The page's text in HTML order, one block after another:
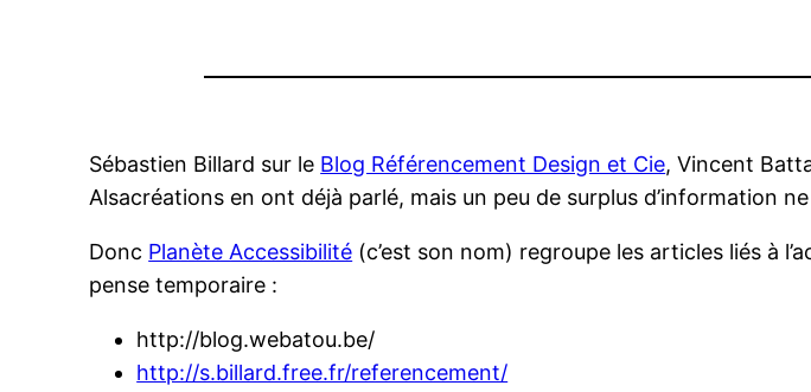
Sébastien Billard sur le Blog Référencement Design et Cie, Vincent
Alsacréations en ont déjà parlé, mais un peu de surplus d’information
Donc Planète Accessibilité (c’est son nom) regroupe les articles liés à
pense temporaire :
http://blog.webatou.be/
http://s.billard.free.fr/referencement/